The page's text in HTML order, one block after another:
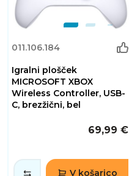
011.106.184
Igralni plošček
MICROSOFT XBOX
Wireless Controller, USB-
C, brezžični, bel
69,99 €
V košarico